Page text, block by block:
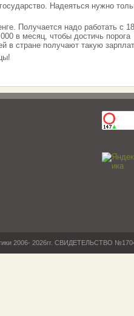
Надеяться нужно
Получается надо работать с
в месяц, чтобы достичь порога
в стране получают такую
2006- 2026гг. СВИДЕТЕЛЬСТВО